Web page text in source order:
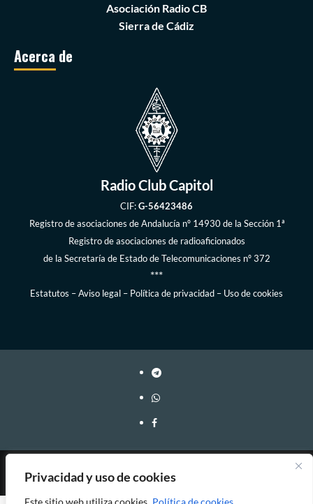
Privacidad y uso de cookies
Este sitio web utiliza cookies. Política de cookies
Asociación Radio CB
Sierra de Cádiz
Acerca de
Radio Club Capitol
CIF:G-56423486
Registro de asociaciones de Andalucía nº 14930 de la Sección 1ª
Registro de asociaciones de radioaficionados
de la Secretaría de Estado de Telecomunicaciones nº 372
***
Estatutos –Aviso legal – Política de privacidad – Uso de cookies
Webmaster: EA7FY Copyleft, 2023-2026